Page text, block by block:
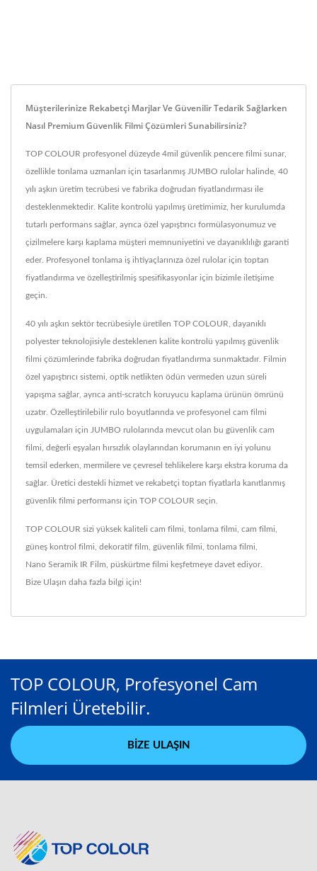
Müşterilerinize Rekabetçi Marjlar Ve Güvenilir Tedarik Sağlarken
Nasıl Premium Güvenlik Filmi Çözümleri Sunabilirsiniz?
TOP COLOUR profesyonel düzeyde 4mil güvenlik pencere filmi sunar,
özellikle tonlama uzmanları için tasarlanmış JUMBO rulolar halinde, 40
yılı aşkın üretim tecrübesi ve fabrika doğrudan fiyatlandırması ile
desteklenmektedir. Kalite kontrolü yapılmış üretimimiz, her kurulumda
tutarlı performans sağlar, ayrıca özel yapıştırıcı formülasyonumuz ve
çizilmelere karşı kaplama müşteri memnuniyetini ve dayanıklılığı garanti
eder. Profesyonel tonlama iş ihtiyaçlarınıza özel rulolar için toptan
fiyatlandırma ve özelleştirilmiş spesifikasyonlar için bizimle iletişime
geçin.
40 yılı aşkın sektör tecrübesiyle üretilen TOP COLOUR, dayanıklı
polyester teknolojisiyle desteklenen kalite kontrolü yapılmış güvenlik
filmi çözümlerinde fabrika doğrudan fiyatlandırma sunmaktadır. Filmin
özel yapıştırıcı sistemi, optik netlikten ödün vermeden uzun süreli
yapışma sağlar, ayrıca anti-scratch koruyucu kaplama ürünün ömrünü
uzatır. Özelleştirilebilir rulo boyutlarında ve profesyonel cam filmi
uygulamaları için JUMBO rulolarında mevcut olan bu güvenlik cam
filmi, değerli eşyaları hırsızlık olaylarından korumanın en iyi yolunu
temsil ederken, mermilere ve çevresel tehlikelere karşı ekstra koruma da
sağlar. Üretici destekli hizmet ve rekabetçi toptan fiyatlarla kanıtlanmış
güvenlik filmi performansı için TOP COLOUR seçin.
TOP COLOUR sizi yüksek kaliteli cam filmi tonlama filmi cam filmi
güneş kontrol filmi dekoratif film güvenlik filmi tonlama filmi
Nano Seramik IR Film püskürtme filmi keşfetmeye davet ediyor.
Bize Ulaşın daha fazla bilgi için!
TOP COLOUR, Profesyonel Cam
Filmleri Üretebilir.
BIZE ULAŞIN